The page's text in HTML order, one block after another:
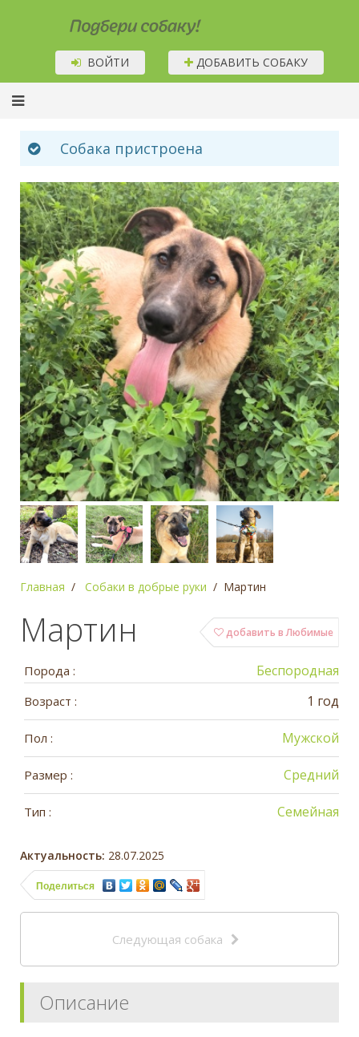
Подбери собаку!
ВОЙТИ ДОБАВИТЬ СОБАКУ
Собака пристроена
Главная Собаки в добрые руки Мартин
добавить в Любимые
Мартин
Порода : Беспородная
Возраст : 1 год
Пол : Мужской
Размер : Средний
Тип : Семейная
Актуальность: 28.07.2025
Поделиться
Следующая собака
Описание